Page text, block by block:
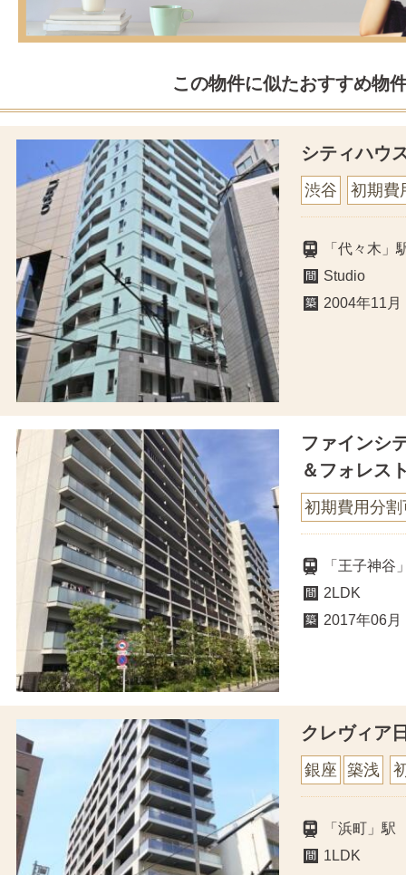
この物件に似たおすすめ物
シティハウ
渋谷 初期費
「代々木
Studio
2004年11月
ファインシ
＆フォレス
初期費用分割
「王子神
2LDK
2017年06月
クレヴィア
銀座 築浅
「浜町」
1LDK